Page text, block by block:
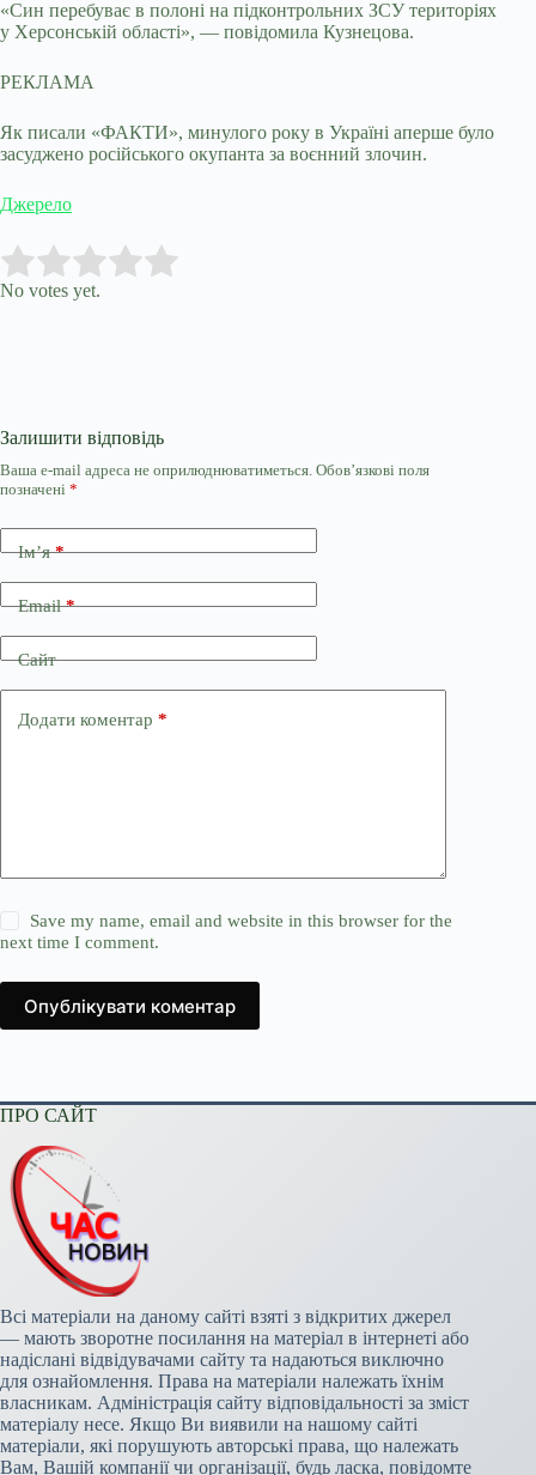
«Син перебуває в полоні на підконтрольних ЗСУ територіях
у Херсонській області», — повідомила Кузнецова.
РЕКЛАМА
Як писали «ФАКТИ», минулого року в Україні аперше було
засуджено російського окупанта за воєнний злочин.
Джерело
Rate this item:
No votes yet.
Залишити відповідь
Ваша e-mail адреса не оприлюднюватиметься. Обов’язкові поля
позначені *
Ім’я*
Email*
Сайт
Додати коментар *
Save my name, email and website in this browser for the
next time I comment.
Опублікувати коментар
ПРО САЙТ
Всі матеріали на даному сайті взяті з відкритих джерел
— мають зворотне посилання на матеріал в інтернеті або
надіслані відвідувачами сайту та надаються виключно
для ознайомлення. Права на матеріали належать їхнім
власникам. Адміністрація сайту відповідальності за зміст
матеріалу несе. Якщо Ви виявили на нашому сайті
матеріали, які порушують авторські права, що належать
Вам, Вашій компанії чи організації, будь ласка, повідомте